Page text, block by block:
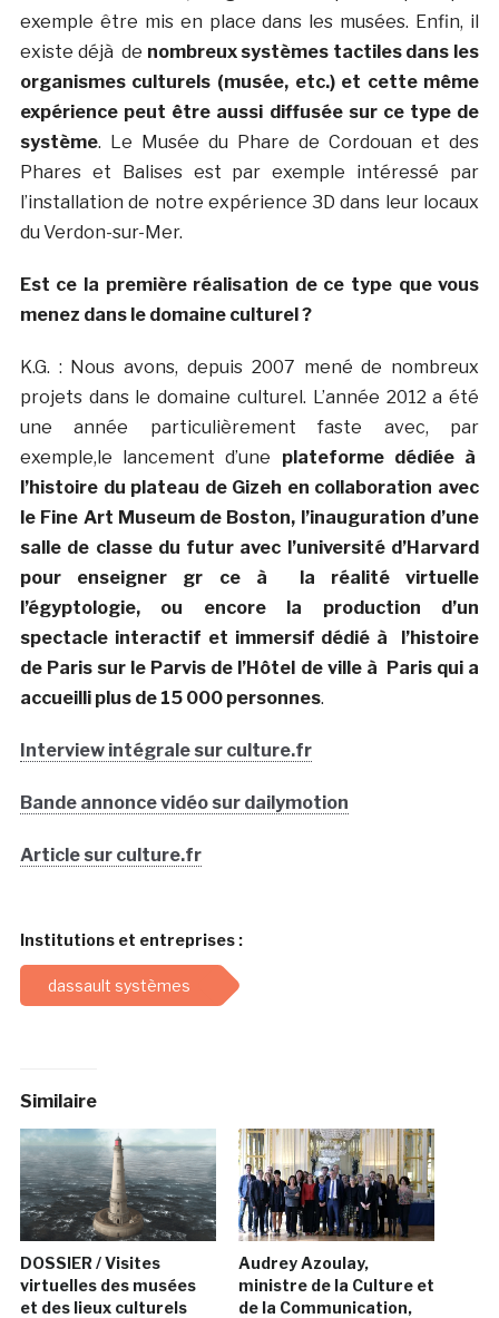
exemple être mis en place dans les musées. Enfin, il
existe déjà de nombreux systèmes tactiles dans les
organismes culturels (musée, etc.) et cette même
expérience peut être aussi diffusée sur ce type de
système. Le Musée du Phare de Cordouan et des
Phares et Balises est par exemple intéressé par
l’installation de notre expérience 3D dans leur locaux
du Verdon-sur-Mer.
Est ce la première réalisation de ce type que vous
menez dans le domaine culturel ?
K.G. : Nous avons, depuis 2007 mené de nombreux
projets dans le domaine culturel. L’année 2012 a été
une année particulièrement faste avec, par
exemple,le lancement d’une plateforme dédiée à
l’histoire du plateau de Gizeh en collaboration avec
le Fine Art Museum de Boston, l’inauguration d’une
salle de classe du futur avec l’université d’Harvard
pour enseigner gr ce à la réalité virtuelle
l’égyptologie, ou encore la production d’un
spectacle interactif et immersif dédié à l’histoire
de Paris sur le Parvis de l’Hôtel de ville à Paris qui a
accueilli plus de 15 000 personnes.
Interview intégrale sur culture.fr
Bande annonce vidéo sur dailymotion
Article sur culture.fr
Institutions et entreprises :
dassault systèmes
Similaire
DOSSIER / Visites
virtuelles des musées
et des lieux culturels
Audrey Azoulay,
ministre de la Culture et
de la Communication,